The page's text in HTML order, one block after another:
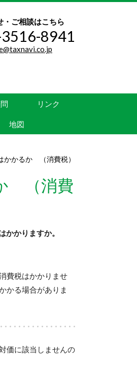
・ご相談はこちら
8941
リンク
地図
かるか （消費税）
（消費
かりますか。
費税はかかりませ
かる場合がありま
価に該当しませんの